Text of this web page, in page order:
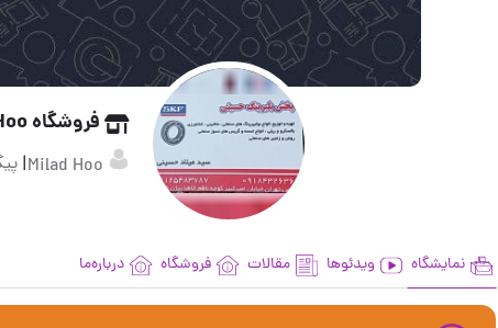
فروشگاه Milad Hoo
|
نمایشگاه ویدئوها مقالات فروشگاه درباره‌ما